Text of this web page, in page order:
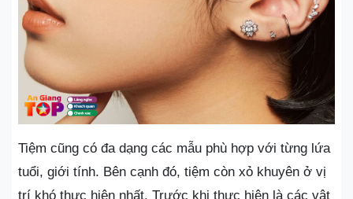
Tiệm cũng có đa dạng các mẫu phù hợp với từng lứa
tuổi, giới tính. Bên cạnh đó, tiệm còn xỏ khuyên ở vị
trí khó thực hiện nhất. Trước khi thực hiện là các vật